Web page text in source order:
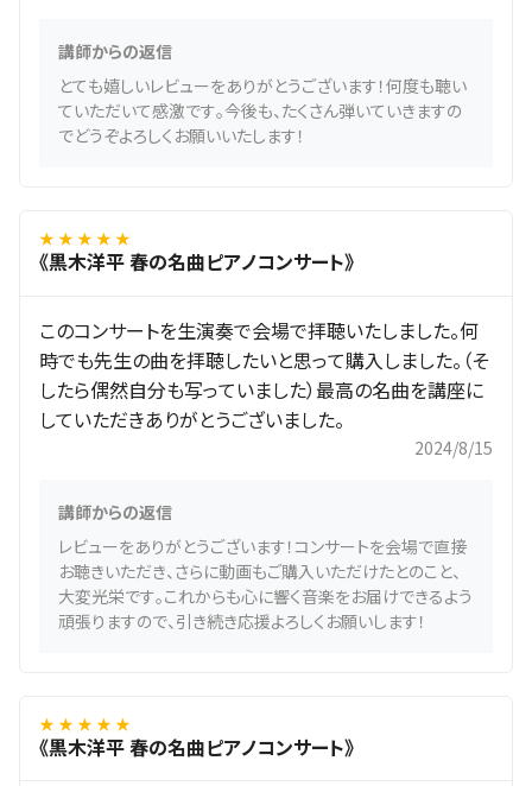
講師からの返信
とても嬉しいレビューをありがとうございます！何度も聴い
ていただいて感激です。今後も、たくさん弾いていきますの
でどうぞよろしくお願いいたします！
★ ★ ★ ★ ★
《黒木洋平 春の名曲ピアノコンサート》
このコンサートを生演奏で会場で拝聴いたしました。何
時でも先生の曲を拝聴したいと思って購入しました。（そ
したら偶然自分も写っていました）最高の名曲を講座に
していただきありがとうございました。
2024/8/15
講師からの返信
レビューをありがとうございます！コンサートを会場で直接
お聴きいただき、さらに動画もご購入いただけたとのこと、
大変光栄です。これからも心に響く音楽をお届けできるよう
頑張りますので、引き続き応援よろしくお願いします！
★ ★ ★ ★ ★
《黒木洋平 春の名曲ピアノコンサート》